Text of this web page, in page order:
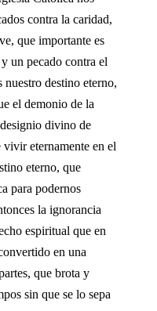
contra la caridad,
que importante es
un pecado contra el
destino eterno,
el demonio de la
divino de
eternamente en el
eterno, que
para podernos
la ignorancia
espiritual que en
en una
que brota y
sin que se lo sepa